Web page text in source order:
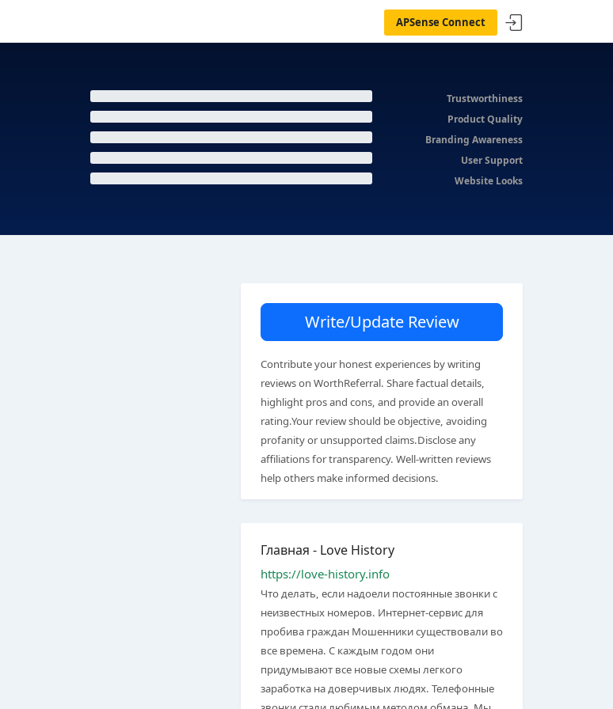
APSense Connect
Trustworthiness
Product Quality
Branding Awareness
User Support
Website Looks
Write/Update Review
Contribute your honest experiences by writing
reviews on WorthReferral. Share factual details,
highlight pros and cons, and provide an overall
rating.Your review should be objective, avoiding
profanity or unsupported claims.Disclose any
affiliations for transparency. Well-written reviews
help others make informed decisions.
Главная - Love History
https://love-history.info
Что делать, если надоели постоянные звонки с
неизвестных номеров. Интернет-сервис для
пробива граждан Мошенники существовали во
все времена. С каждым годом они
придумывают все новые схемы легкого
заработка на доверчивых людях. Телефонные